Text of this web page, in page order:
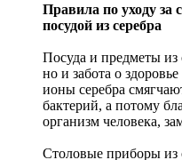
Правила по уходу
посудой из серебра
Посуда и предметы из
но и забота о
ионы серебра
бактерий, а потому
организм человека,
Столовые приборы из